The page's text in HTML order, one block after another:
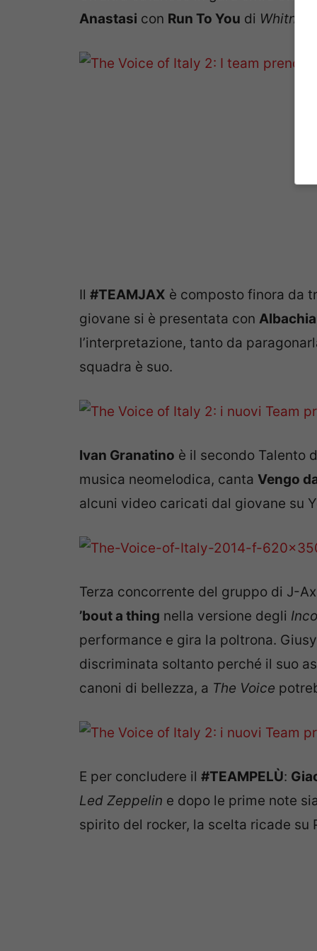
Anastasi con Run To You di Whitney
Il #TEAMJAX è composto finora da
giovane si è presentata con
l’interpretazione, tanto da
squadra è suo.
Ivan Granatino è il secondo Talento
musica neomelodica, canta Vengo
alcuni video caricati dal giovane su
Terza concorrente del gruppo di J-
’bout a thing nella versione degli
performance e gira la poltrona.
discriminata soltanto perché il suo
canoni di bellezza, a The Voice
E per concludere il #TEAMPELÙ:
Led Zeppelin e dopo le prime note
spirito del rocker, la scelta ricade su